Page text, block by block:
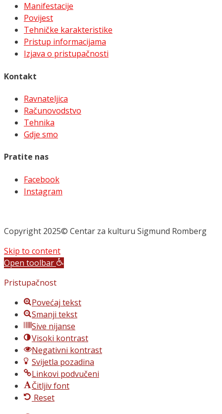
Manifestacije
Povijest
Tehničke karakteristike
Pristup informacijama
Izjava o pristupačnosti
Kontakt
Ravnateljica
Računovodstvo
Tehnika
Gdje smo
Pratite nas
Facebook
Instagram
Copyright 2025© Centar za kulturu Sigmund Romberg
Skip to content
Open toolbar
Pristupačnost
Povećaj tekst
Smanji tekst
Sive nijanse
Visoki kontrast
Negativni kontrast
Svijetla pozadina
Linkovi podvučeni
Čitljiv font
Reset